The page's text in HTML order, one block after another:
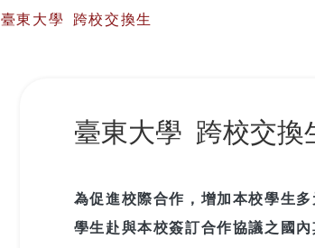
臺東大學 跨校交換生
臺東大學 跨校交換
為促進校際合作，增加本校學生
學生赴與本校簽訂合作協議之國